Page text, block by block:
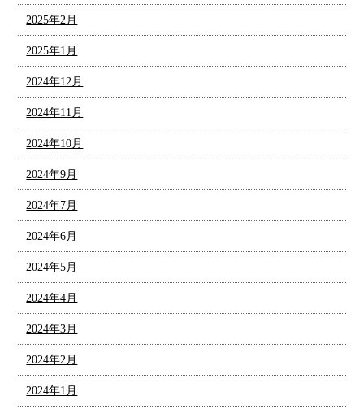
2025年2月
2025年1月
2024年12月
2024年11月
2024年10月
2024年9月
2024年7月
2024年6月
2024年5月
2024年4月
2024年3月
2024年2月
2024年1月